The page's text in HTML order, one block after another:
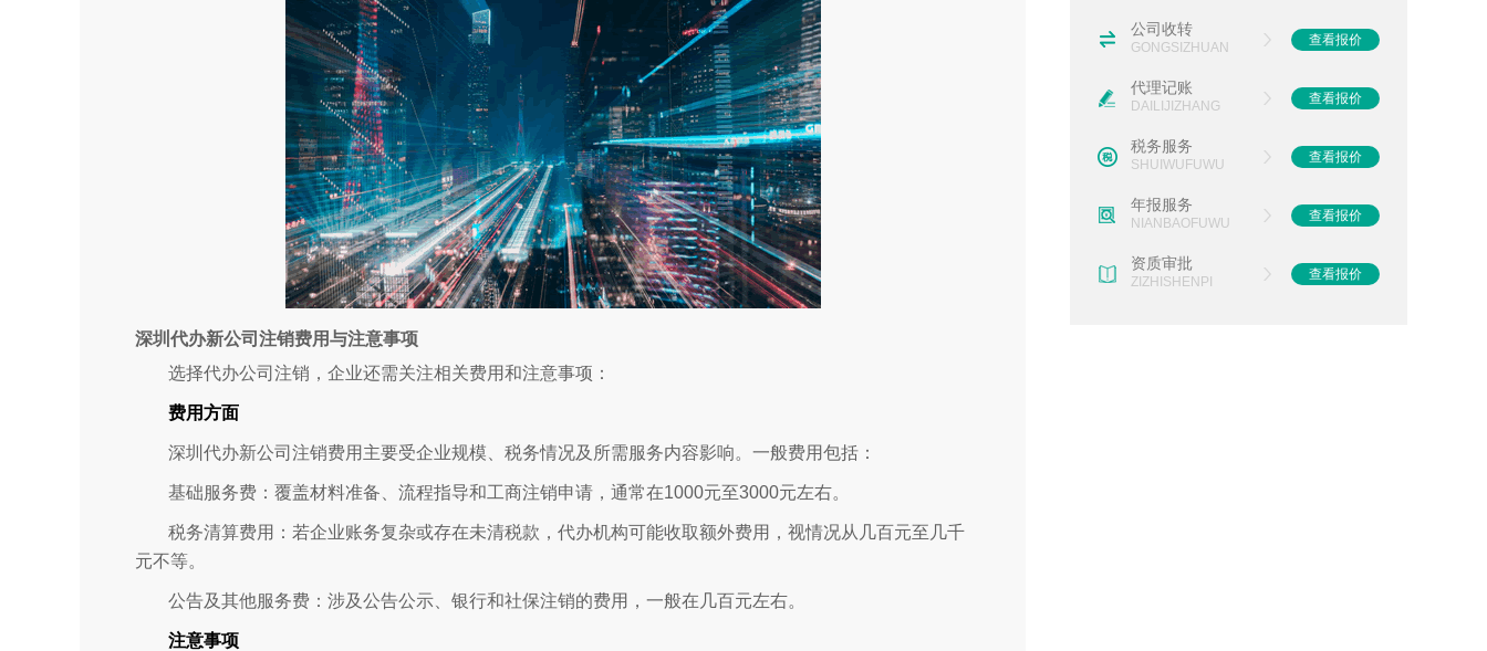
深圳代办新公司注销费用与注意事项
选择代办公司注销，企业还需关注相关费用和注意事项：
费用方面
深圳代办新公司注销费用主要受企业规模、税务情况及所需服务内容影响。一般费用包括：
基础服务费：覆盖材料准备、流程指导和工商注销申请，通常在1000元至3000元左右。
税务清算费用：若企业账务复杂或存在未清税款，代办机构可能收取额外费用，视情况从几百元至几千
元不等。
公告及其他服务费：涉及公告公示、银行和社保注销的费用，一般在几百元左右。
注意事项
公司收转
GONGSIZHUAN
查看报价
代理记账
DAILIJIZHANG
查看报价
税务服务
SHUIWUFUWU
查看报价
年报服务
NIANBAOFUWU
查看报价
资质审批
ZIZHISHENPI
查看报价